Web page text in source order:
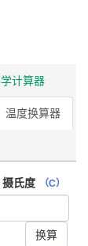
计算器
温度换算器
摄氏度 （C）
换算